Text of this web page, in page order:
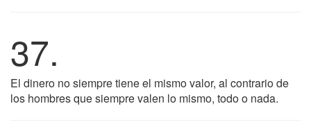
37.
El dinero no siempre tiene el mismo valor, al contrario de
los hombres que siempre valen lo mismo, todo o nada.